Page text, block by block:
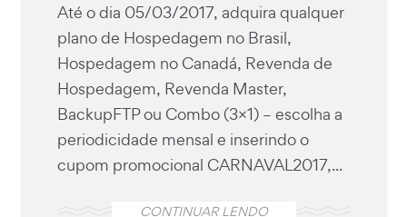
Até o dia 05/03/2017, adquira qualquer
plano de Hospedagem no Brasil,
Hospedagem no Canadá, Revenda de
Hospedagem, Revenda Master,
BackupFTP ou Combo (3×1) – escolha a
periodicidade mensal e inserindo o
cupom promocional CARNAVAL2017,...
CONTINUAR LENDO